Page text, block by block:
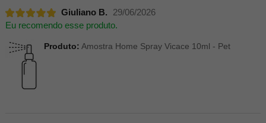
Giuliano B.
29/06/2026
Eu recomendo esse produto.
Produto: Amostra Home Spray Vicace 10ml - Pet